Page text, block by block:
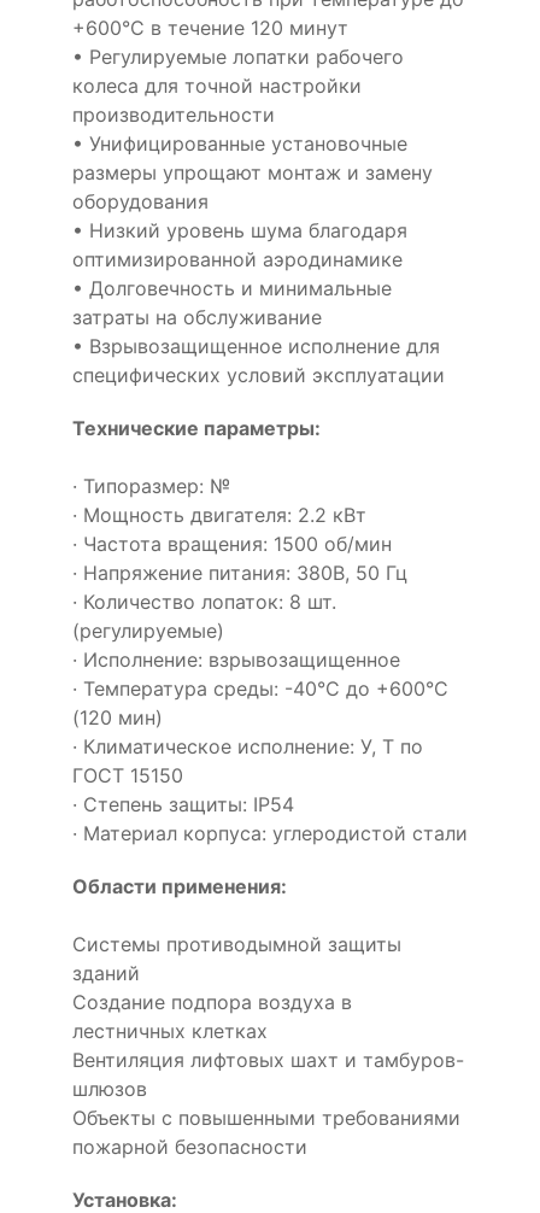
+600°С в течение 120 минут
• Регулируемые лопатки рабочего
колеса для точной настройки
производительности
• Унифицированные установочные
размеры упрощают монтаж и замену
оборудования
• Низкий уровень шума благодаря
оптимизированной аэродинамике
• Долговечность и минимальные
затраты на обслуживание
• Взрывозащищенное исполнение для
специфических условий эксплуатации
Технические параметры:
· Типоразмер: №
· Мощность двигателя: 2.2 кВт
· Частота вращения: 1500 об/мин
· Напряжение питания: 380В, 50 Гц
· Количество лопаток: 8 шт.
(регулируемые)
· Исполнение: взрывозащищенное
· Температура среды: -40°С до +600°С
(120 мин)
· Климатическое исполнение: У, Т по
ГОСТ 15150
· Степень защиты: IP54
· Материал корпуса: углеродистой стали
Области применения:
Системы противодымной защиты
зданий
Создание подпора воздуха в
лестничных клетках
Вентиляция лифтовых шахт и тамбуров-
шлюзов
Объекты с повышенными требованиями
пожарной безопасности
Установка: